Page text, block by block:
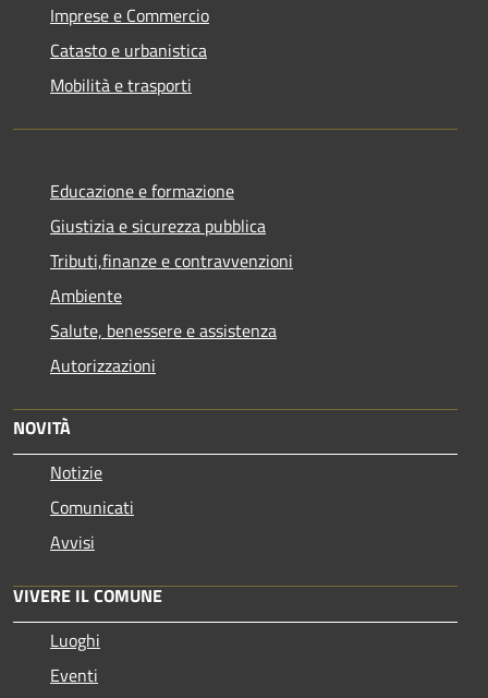
Imprese e Commercio
Catasto e urbanistica
Mobilità e trasporti
Educazione e formazione
Giustizia e sicurezza pubblica
Tributi,finanze e contravvenzioni
Ambiente
Salute, benessere e assistenza
Autorizzazioni
NOVITÀ
Notizie
Comunicati
Avvisi
VIVERE IL COMUNE
Luoghi
Eventi